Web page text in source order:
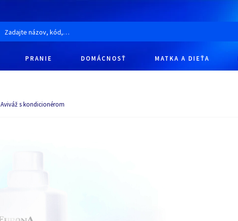
PRANIE DOMÁCNOSŤ MATKA A DIEŤA
Aviváž s kondicionérom